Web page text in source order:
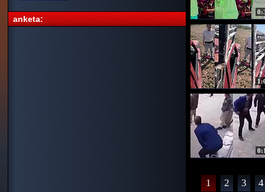
anketa:
1 2 3 4